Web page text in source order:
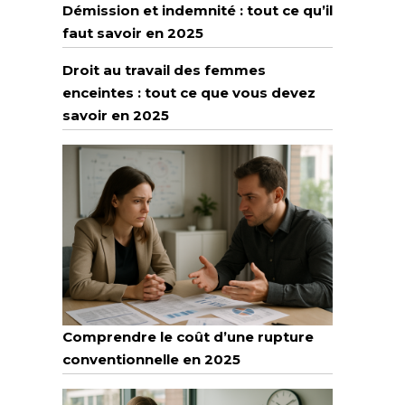
Démission et indemnité : tout ce qu’il
faut savoir en 2025
Droit au travail des femmes
enceintes : tout ce que vous devez
savoir en 2025
Comprendre le coût d’une rupture
conventionnelle en 2025